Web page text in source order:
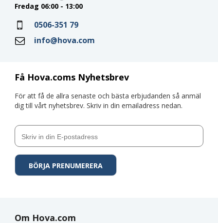
Få Hova.coms Nyhetsbrev
För att få de allra senaste och bästa erbjudanden så anmäl
dig till vårt nyhetsbrev. Skriv in din emailadress nedan.
Fredag 06:00 - 13:00
0506-351 79
info@hova.com
Om Hova.com